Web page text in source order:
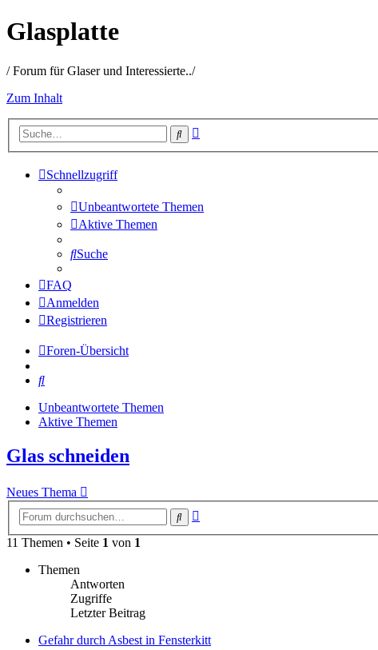
Glasplatte
/ Forum für Glaser und Interessierte../
Zum Inhalt
Suche
Schnellzugriff
Unbeantwortete Themen
Aktive Themen
Suche
FAQ
Anmelden
Registrieren
Foren-Übersicht
Suche
Unbeantwortete Themen
Aktive Themen
Glas schneiden
Neues Thema
Suche
11 Themen • Seite 1 von 1
Themen
Antworten
Zugriffe
Letzter Beitrag
Gefahr durch Asbest in Fensterkitt